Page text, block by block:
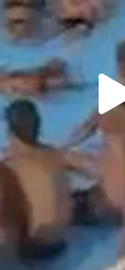
P
l
o